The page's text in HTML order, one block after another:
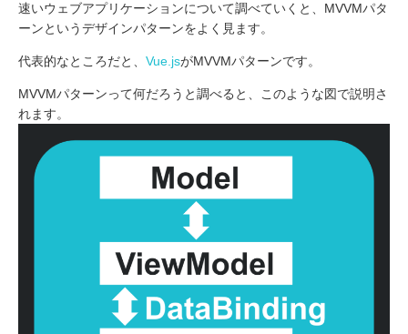
速いウェブアプリケーションについて調べていくと、MVVMパタ
ーンというデザインパターンをよく見ます。
代表的なところだと、 Vue.jsがMVVMパターンです。
MVVMパターンって何だろうと調べると、このような図で説明さ
れます。